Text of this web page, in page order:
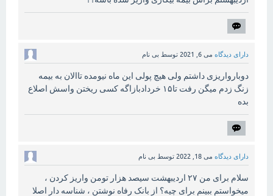
دارای دیدگاه می 6, 2021 توسط بی نام
دوبارواریزی داشتم ولی هیچ پولی این ماه نیومده تاالان به بیمه
زنگ زدم میگن رفت تا۱۵ خردادبازاگه کسی ریختن واسش اصلاع
بده
دارای دیدگاه می 18, 2022 توسط بی نام
سلام برای من ۲۷ اردیبهشت سیصد هزار تومن واریز کردن ،
میخواستم ببینم برای چیه؟ از بانک رفاه نوشتن ، شناسه دار اصلا